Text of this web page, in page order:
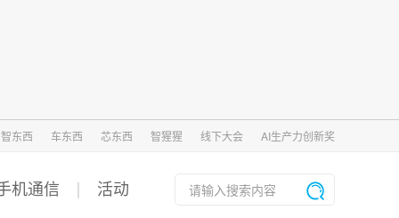
智东西 车东西 芯东西 智猩猩 线下大会 AI生产力创新奖
机通信 活动